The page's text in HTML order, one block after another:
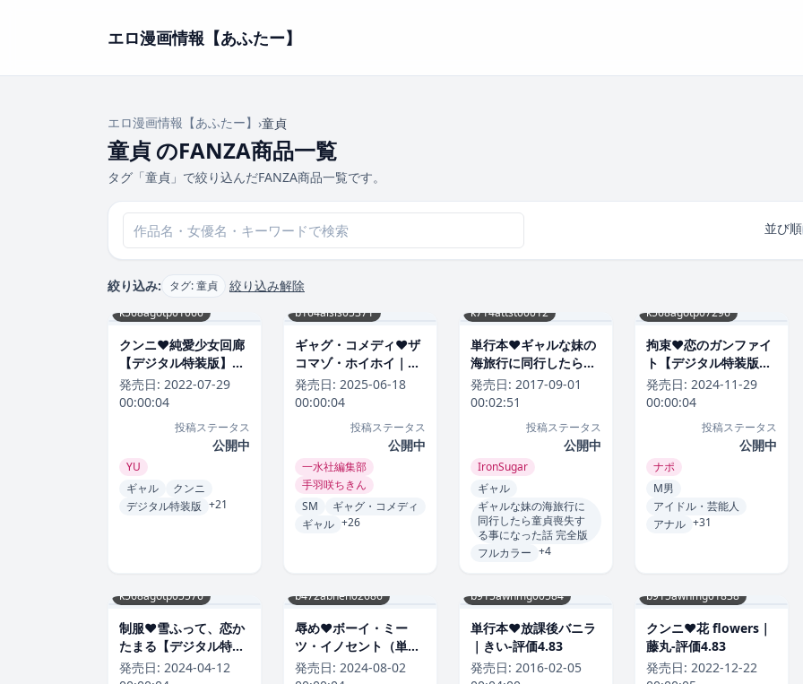
エロ漫画情報【あふたー】
エロ漫画情報【あふたー】 ›童貞
童貞 のFANZA商品一覧
タグ「童貞」で絞り込んだFANZA商品一覧です。
並び順
絞り込み: タグ: 童貞 絞り込み解除
k568agotp01066
クンニ❤純愛少女回廊
【デジタル特装版】｜
YU-評価4.80
発売日: 2022-07-29
00:00:04
投稿ステータス
公開中
YU
ギャル
クンニ
デジタル特装版 +21
b164aisis05371
ギャグ・コメディ❤ザ
コマゾ・ホイホイ｜手
羽咲ちきん-評価4.80
発売日: 2025-06-18
00:00:04
投稿ステータス
公開中
一水社編集部
手羽咲ちきん
SM
ギャグ・コメディ
ギャル +26
k714attst00012
単行本❤ギャルな妹の
海旅行に同行したら童
貞喪失する事になった
話 完全版｜
発売日: 2017-09-01
00:02:51
投稿ステータス
公開中
IronSugar
ギャル
ギャルな妹の海旅行に
同行したら童貞喪失す
る事になった話 完全版
フルカラー +4
k568agotp07296
拘束❤恋のガンファイ
ト【デジタル特装版】
｜ナポ-評価4.82
発売日: 2024-11-29
00:00:04
投稿ステータス
公開中
ナポ
M男
アイドル・芸能人
アナル +31
k568agotp05576
制服❤雪ふって、恋か
たまる【デジタル特装
版】｜波乗かもめ-評価
発売日: 2024-04-12
b472abnen02686
辱め❤ボーイ・ミー
ツ・イノセント（単行
本版）【デジタル特装
発売日: 2024-08-02
b915awnmg00584
単行本❤放課後バニラ
｜きい-評価4.83
発売日: 2016-02-05
b915awnmg01838
クンニ❤花 flowers｜
藤丸-評価4.83
発売日: 2022-12-22